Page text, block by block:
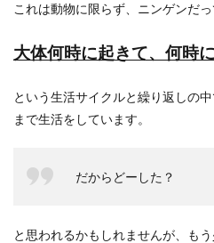
これは動物に限らず、ニンゲンだっ
大体何時に起きて、何時
という生活サイクルと繰り返しの
まで生活をしています。
だからどーした？
と思われるかもしれませんが、もう